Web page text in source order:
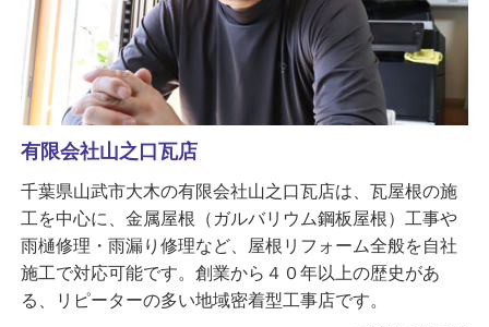
有限会社山之口瓦店
千葉県山武市大木の有限会社山之口瓦店は、瓦屋根の施
工を中心に、金属屋根（ガルバリウム鋼板屋根）工事や
雨樋修理・雨漏り修理など、屋根リフォーム全般を自社
施工で対応可能です。創業から４０年以上の歴史があ
る、リピーターの多い地域密着型工事店です。